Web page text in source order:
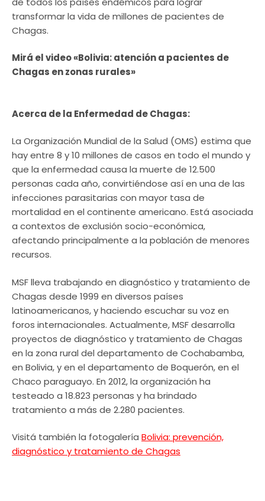
transformar la vida de millones de pacientes de
Chagas.
Mirá el video «Bolivia: atención a pacientes de
Chagas en zonas rurales»
Acerca de la Enfermedad de Chagas:
La Organización Mundial de la Salud (OMS) estima que
hay entre 8 y 10 millones de casos en todo el mundo y
que la enfermedad causa la muerte de 12.500
personas cada año, convirtiéndose así en una de las
infecciones parasitarias con mayor tasa de
mortalidad en el continente americano. Está asociada
a contextos de exclusión socio-económica,
afectando principalmente a la población de menores
recursos.
MSF lleva trabajando en diagnóstico y tratamiento de
Chagas desde 1999 en diversos países
latinoamericanos, y haciendo escuchar su voz en
foros internacionales. Actualmente, MSF desarrolla
proyectos de diagnóstico y tratamiento de Chagas
en la zona rural del departamento de Cochabamba,
en Bolivia, y en el departamento de Boquerón, en el
Chaco paraguayo. En 2012, la organización ha
testeado a 18.823 personas y ha brindado
tratamiento a más de 2.280 pacientes.
Visitá también la fotogalería Bolivia: prevención,
diagnóstico y tratamiento de Chagas